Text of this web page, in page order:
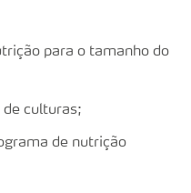
para o tamanho do
culturas;
de nutrição